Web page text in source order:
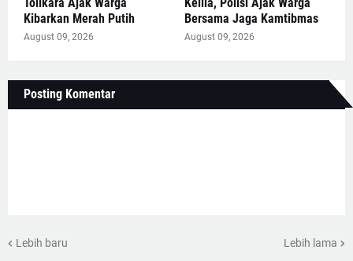
Kibarkan Merah Putih
August 09, 2026
Bersama Jaga Kamtibmas
August 09, 2026
Posting Komentar
Lebih baru Lebih lama